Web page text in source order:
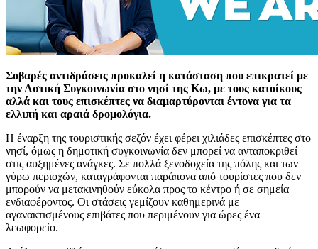
Σοβαρές αντιδράσεις προκαλεί η κατάσταση που επικρατεί με
την Αστική Συγκοινωνία στο νησί της Κω, με τους κατοίκους
αλλά και τους επισκέπτες να διαμαρτύρονται έντονα για τα
ελλιπή και αραιά δρομολόγια.
Η έναρξη της τουριστικής σεζόν έχει φέρει χιλιάδες επισκέπτες στο
νησί, όμως η δημοτική συγκοινωνία δεν μπορεί να ανταποκριθεί
στις αυξημένες ανάγκες. Σε πολλά ξενοδοχεία της πόλης και των
γύρω περιοχών, καταγράφονται παράπονα από τουρίστες που δεν
μπορούν να μετακινηθούν εύκολα προς το κέντρο ή σε σημεία
ενδιαφέροντος. Οι στάσεις γεμίζουν καθημερινά με
αγανακτισμένους επιβάτες που περιμένουν για ώρες ένα
λεωφορείο.